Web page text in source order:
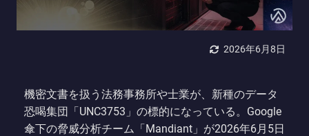
2026年6月8日
機密文書を扱う法務事務所や士業が、新種のデータ
恐喝集団「UNC3753」の標的になっている。Google
傘下の脅威分析チーム「Mandiant」が2026年6月5日